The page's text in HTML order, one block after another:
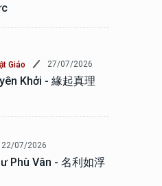
Giáo 27/07/2026
Khởi - 緣起真理
22/07/2026
Phù Vân - 名利如浮